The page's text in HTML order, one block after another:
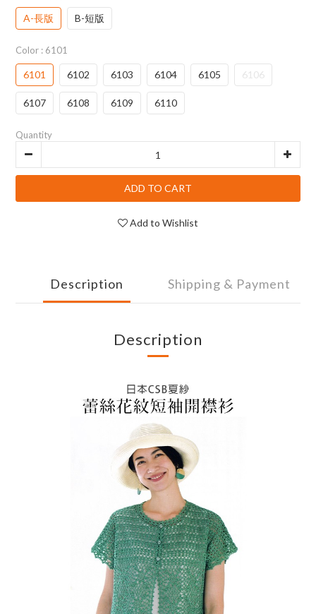
A-長版 B-短版
Color : 6101
6101 6102 6103 6104 6105 6106
6107 6108 6109 6110
Quantity
ADD TO CART
Add to Wishlist
Description Shipping & Payment
Description